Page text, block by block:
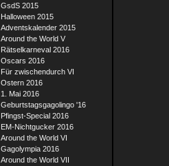
GsdS 2015
Halloween 2015
Adventskalender 2015
Around the World V
Rätselkarneval 2016
Oscars 2016
Für zwischendurch VI
Ostern 2016
1. Mai 2016
Geburtstagsgagolingo '16
Pfingst-Special 2016
EM-Nichtgucker 2016
Around the World VI
Gagolympia 2016
Around the World VII